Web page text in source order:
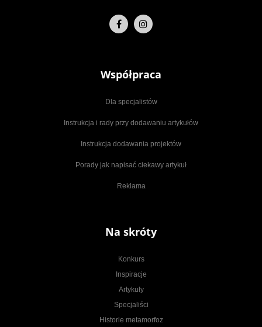
Współpraca
Dla specjalistów
Instrukcja i rady przy dodawaniu artykułów
Instrukcja dodawania projektów
Porady jak napisać ciekawy artykuł
Reklama
Na skróty
Konkurs
Inspiracje
Artykuły
Specjaliści
Historie metamorfoz